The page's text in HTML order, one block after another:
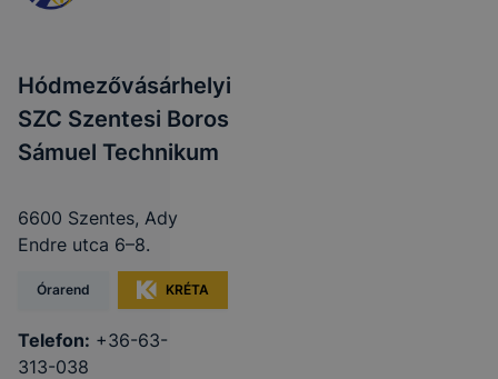
Hódmezővásárhelyi
SZC Szentesi Boros
Sámuel Technikum
6600 Szentes, Ady
Endre utca 6–8.
Órarend KRÉTA
Telefon: +36-63-
313-038